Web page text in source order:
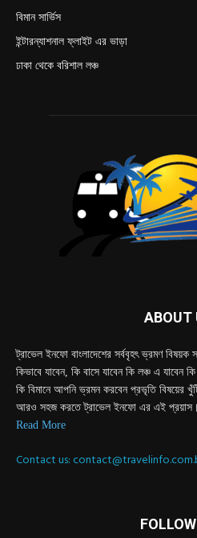
বিমান সার্ভিস
ইন্টারন্যাশনাল ফ্লাইট এর ভাড়া
ঢাকা থেকে বরিশাল লঞ্চ
ABOUT
ট্রাভেল ইনফো বাংলাদেশের সর্ববৃহৎ ভ্রমণ বিষয়ক
কিভাবে যাবেন, কি বাসে যাবেন কি লঞ্চ এ যাবেন
কি বিমানে আপনি ভ্রমন করবেন প্রভৃতি বিষয়ের
আরও সহজ করতে ট্রাভেল ইনফো এর এই প্রয়াস।.
Read More
Contact us: